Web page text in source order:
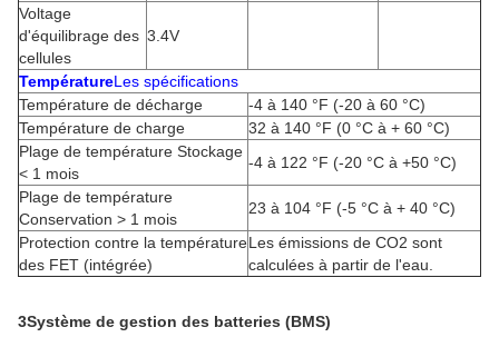
Voltage
d'équilibrage des
cellules
3.4V
TempératureLes spécifications
Température de décharge
-4 à 140 °F (-20 à 60 °C)
Température de charge
32 à 140 °F (0 °C à + 60 °C)
Plage de température Stockage
< 1 mois
-4 à 122 °F (-20 °C à +50 °C)
Plage de température
Conservation > 1 mois
23 à 104 °F (-5 °C à + 40 °C)
Protection contre la température
des FET (intégrée)
Les émissions de CO2 sont
calculées à partir de l'eau.
3Système de gestion des batteries (BMS)